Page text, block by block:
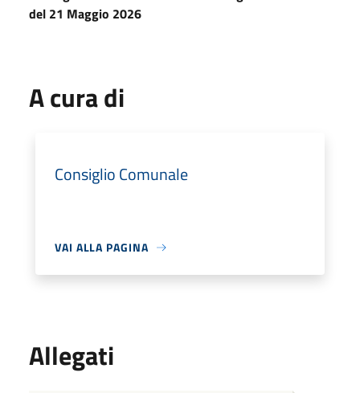
del 21 Maggio 2026
A cura di
Consiglio Comunale
VAI ALLA PAGINA
Allegati